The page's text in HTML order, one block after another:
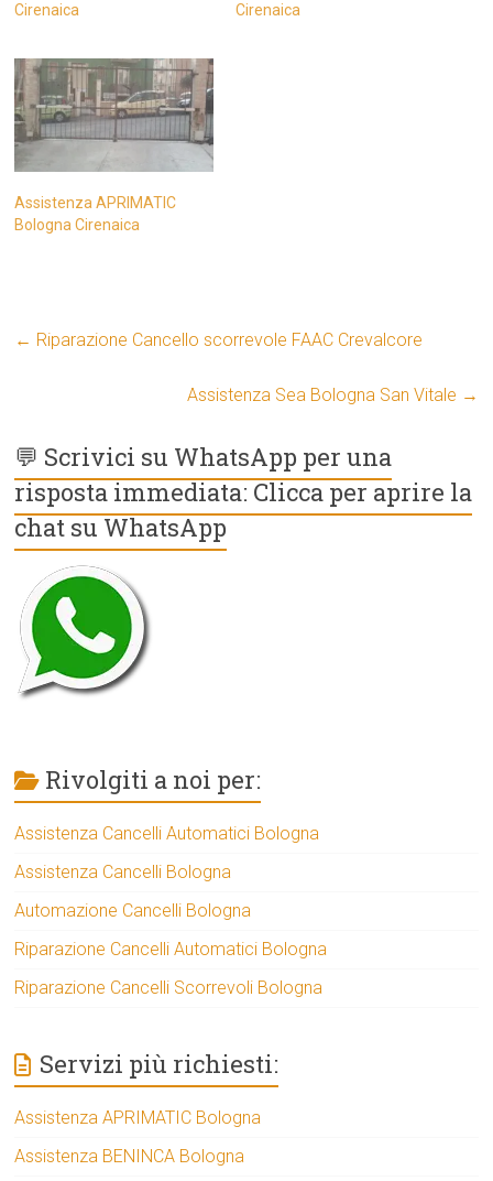
Cirenaica
Cirenaica
Assistenza APRIMATIC
Bologna Cirenaica
← Riparazione Cancello scorrevole FAAC Crevalcore
Assistenza Sea Bologna San Vitale →
💬 Scrivici su WhatsApp per una
risposta immediata: Clicca per aprire la
chat su WhatsApp
Rivolgiti a noi per:
Assistenza Cancelli Automatici Bologna
Assistenza Cancelli Bologna
Automazione Cancelli Bologna
Riparazione Cancelli Automatici Bologna
Riparazione Cancelli Scorrevoli Bologna
Servizi più richiesti:
Assistenza APRIMATIC Bologna
Assistenza BENINCA Bologna